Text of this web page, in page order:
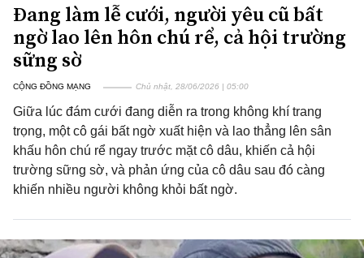
Đang làm lễ cưới, người yêu cũ bất
ngờ lao lên hôn chú rể, cả hội trường
sững sờ
CỘNG ĐỒNG MẠNG Chủ nhật, 28/06/2026 | 05:00
Giữa lúc đám cưới đang diễn ra trong không khí trang
trọng, một cô gái bất ngờ xuất hiện và lao thẳng lên sân
khấu hôn chú rể ngay trước mặt cô dâu, khiến cả hội
trường sững sờ, và phản ứng của cô dâu sau đó càng
khiến nhiều người không khỏi bất ngờ.